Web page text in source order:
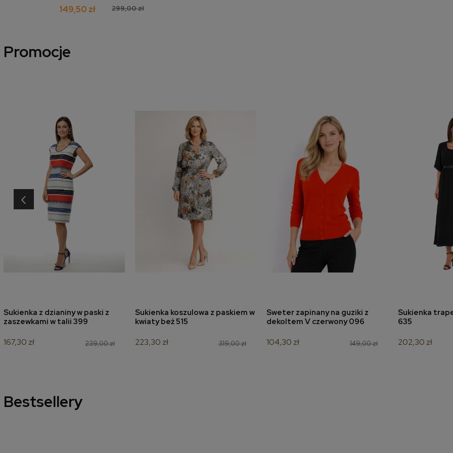
299,00 zł
149,50 zł
Promocje
dodaj do koszyka
Sukienka z dzianiny w paski z
zaszewkami w talii 399
239,00 zł
167,30 zł
dodaj do koszyka
Sukienka koszulowa z paskiem w
kwiaty beż 515
319,00 zł
223,30 zł
dodaj do koszyka
Sweter zapinany na guziki z
dekoltem V czerwony 096
149,00 zł
104,30 zł
dodaj
Sukienka
635
202,30 zł
‹
Bestsellery